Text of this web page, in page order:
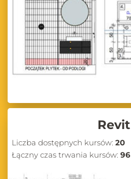
Revit
Liczba dostępnych kursów: 20
Łączny czas trwania kursów: 96